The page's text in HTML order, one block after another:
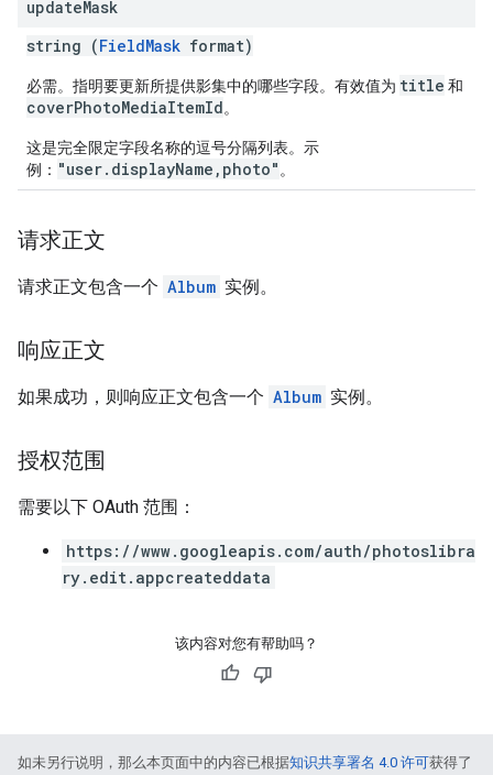
updateMask
string (FieldMask format)
必需。指明要更新所提供影集中的哪些字段。有效值为 title 和
coverPhotoMediaItemId。
这是完全限定字段名称的逗号分隔列表。示
例： "user.displayName,photo" 。
请求正文
请求正文包含一个 Album 实例。
响应正文
如果成功，则响应正文包含一个 Album 实例。
授权范围
需要以下 OAuth 范围：
https://www.googleapis.com/auth/photoslibra
ry.edit.appcreateddata
该内容对您有帮助吗？
如未另行说明，那么本页面中的内容已根据知识共享署名 4.0 许可获得了